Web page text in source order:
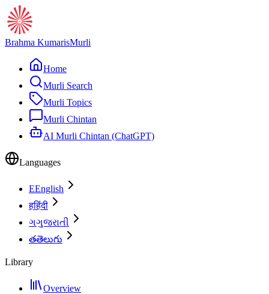
Brahma KumarisMurli
Home
Murli Search
Murli Topics
Murli Chintan
AI Murli Chintan (ChatGPT)
Languages
EEnglish
हहिंदी
ગગુજરાતી
తతెలుగు
Library
Overview